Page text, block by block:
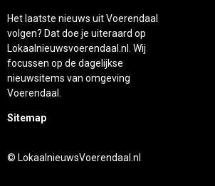
Het laatste nieuws uit Voerendaal
volgen? Dat doe je uiteraard op
Lokaalnieuwsvoerendaal.nl. Wij
focussen op de dagelijkse
nieuwsitems van omgeving
Voerendaal.
Sitemap
© LokaalnieuwsVoerendaal.nl